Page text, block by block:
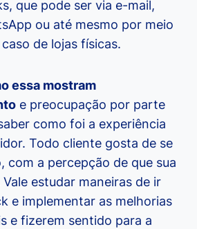
que pode ser via e-mail,
ou até mesmo por meio
de lojas físicas.
essa mostram
e preocupação por parte
como foi a experiência
Todo cliente gosta de se
com a percepção de que sua
estudar maneiras de ir
e implementar as melhorias
e fizerem sentido para a